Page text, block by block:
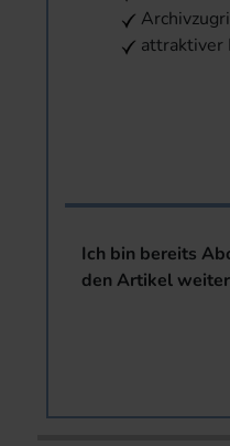
attraktiver
Ich bin bereits
den Artikel